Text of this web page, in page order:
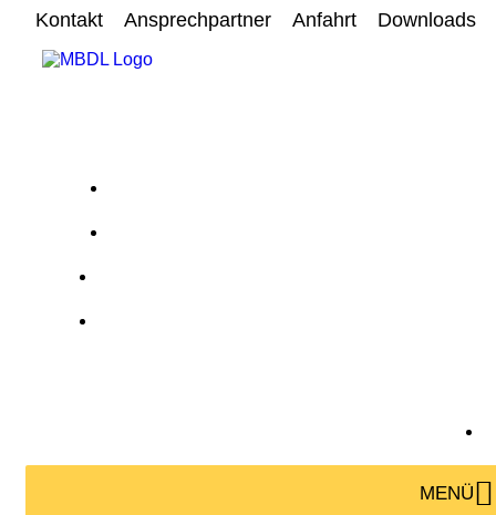
Kontakt Ansprechpartner Anfahrt Downloads
MENÜ